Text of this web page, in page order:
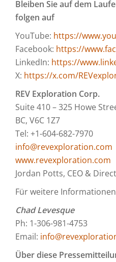
Bleiben Sie auf dem
folgen auf
YouTube: https://
Facebook: https://
LinkedIn: https://
X: https://x.com/
REV Exploration Corp.
Suite 410 – 325 Howe
BC, V6C 1Z7
Tel: +1-604-682-7970
info@revexploration.com
www.revexploration.com
Jordan Potts, CEO &
Für weitere
Chad Levesque
Ph: 1-306-981-4753
Email:
Über diese